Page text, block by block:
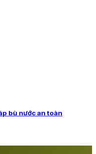
bù nước an toàn